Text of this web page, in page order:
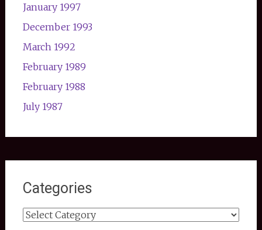
January 1997
December 1993
March 1992
February 1989
February 1988
July 1987
Categories
Categories